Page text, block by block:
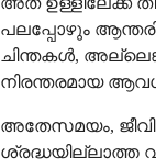
പലപ്പോഴും
ചിന്തകൾ,
നിരന്തരമായ
അതേസമയം,